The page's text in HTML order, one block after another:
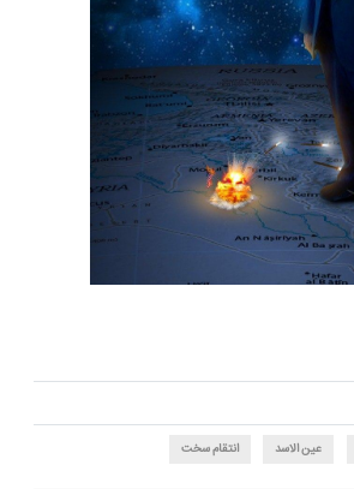
عین الاسد انتقام سخت